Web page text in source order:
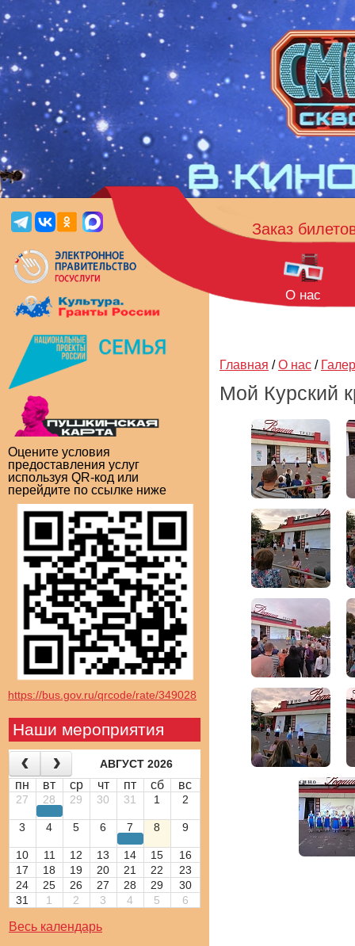
Оцените условия
предоставления услуг
используя QR-код или
перейдите по ссылке ниже
https://bus.gov.ru/qrcode/rate/349028
Наши мероприятия
АВГУСТ 2026
пн вт ср чт пт сб вс
27 28 29 30 31 1 2
3 4 5 6 7 8 9
10 11 12 13 14 15
16
17
18 19 20 21 22
23
24
25 26 27 28 29
30
31
1 2 3 4 5 6
Весь календарь
Заказ
О нас
Главная / О нас /
Мой Курский